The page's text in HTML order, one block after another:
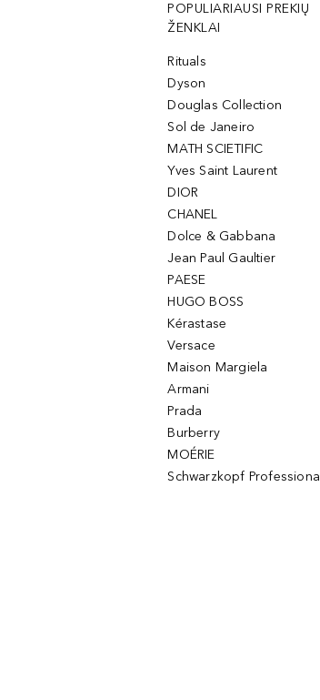
POPULIARIAUSI PREKIŲ
ŽENKLAI
Rituals
Dyson
Douglas Collection
Sol de Janeiro
MATH SCIETIFIC
Yves Saint Laurent
DIOR
CHANEL
Dolce & Gabbana
Jean Paul Gaultier
PAESE
HUGO BOSS
Kérastase
Versace
Maison Margiela
Armani
Prada
Burberry
MOÉRIE
Schwarzkopf Professional